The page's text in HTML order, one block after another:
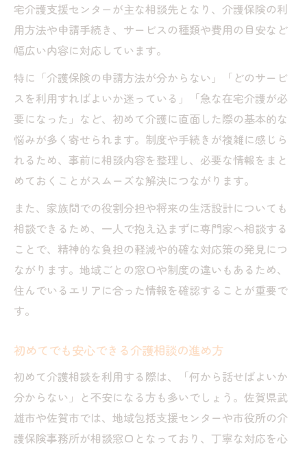
宅介護支援センターが主な相談先となり、介護保険の利
用方法や申請手続き、サービスの種類や費用の目安など
幅広い内容に対応しています。
特に「介護保険の申請方法が分からない」「どのサービ
スを利用すればよいか迷っている」「急な在宅介護が必
要になった」など、初めて介護に直面した際の基本的な
悩みが多く寄せられます。制度や手続きが複雑に感じら
れるため、事前に相談内容を整理し、必要な情報をまと
めておくことがスムーズな解決につながります。
また、家族間での役割分担や将来の生活設計についても
相談できるため、一人で抱え込まずに専門家へ相談する
ことで、精神的な負担の軽減や的確な対応策の発見につ
ながります。地域ごとの窓口や制度の違いもあるため、
住んでいるエリアに合った情報を確認することが重要で
す。
初めてでも安心できる介護相談の進め方
初めて介護相談を利用する際は、「何から話せばよいか
分からない」と不安になる方も多いでしょう。佐賀県武
雄市や佐賀市では、地域包括支援センターや市役所の介
護保険事務所が相談窓口となっており、丁寧な対応を心